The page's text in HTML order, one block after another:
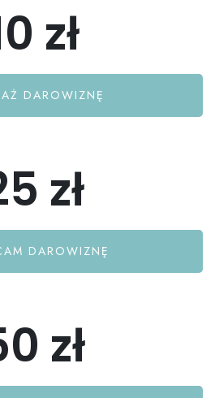
zł
DAROWIZNĘ
zł
DAROWIZNĘ
zł